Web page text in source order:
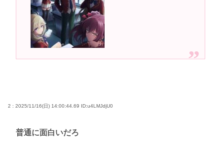
2 : 2025/11/16(日) 14:00:44.69 ID:u4LMJdjU0
普通に面白いだろ